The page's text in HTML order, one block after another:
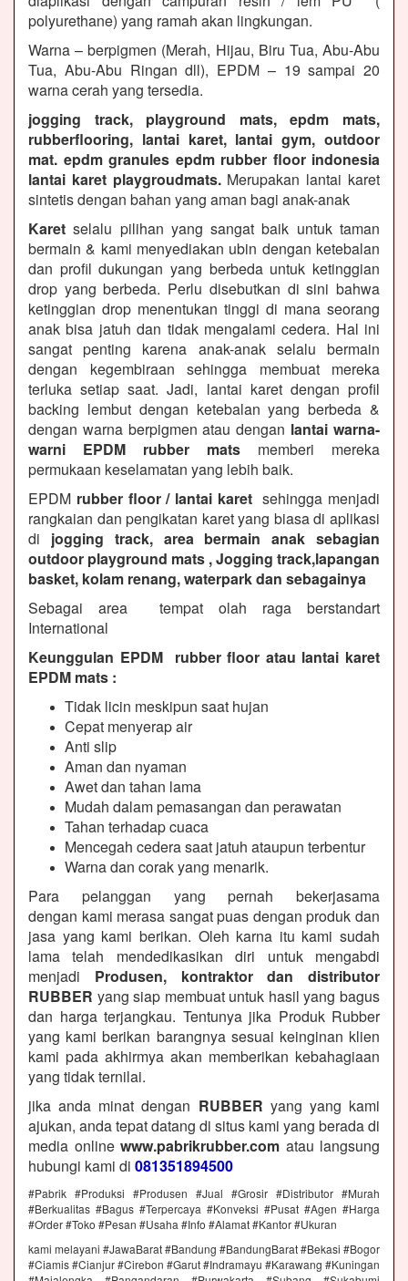
polyurethane) yang ramah akan lingkungan.
Warna – berpigmen (Merah, Hijau, Biru Tua, Abu-Abu
Tua, Abu-Abu Ringan dll), EPDM – 19 sampai 20
warna cerah yang tersedia.
jogging track, playground mats, epdm mats,
rubberflooring, lantai karet, lantai gym, outdoor
mat. epdm granules epdm rubber floor indonesia
lantai karet playgroudmats.Merupakan lantai karet
sintetis dengan bahan yang aman bagi anak-anak
Karet selalu pilihan yang sangat baik untuk taman
bermain & kami menyediakan ubin dengan ketebalan
dan profil dukungan yang berbeda untuk ketinggian
drop yang berbeda. Perlu disebutkan di sini bahwa
ketinggian drop menentukan tinggi di mana seorang
anak bisa jatuh dan tidak mengalami cedera. Hal ini
sangat penting karena anak-anak selalu bermain
dengan kegembiraan sehingga membuat mereka
terluka setiap saat. Jadi, lantai karet dengan profil
backing lembut dengan ketebalan yang berbeda &
dengan warna berpigmen atau dengan lantai warna-
warni EPDM rubber mats memberi mereka
permukaan keselamatan yang lebih baik.
EPDM rubber floor / lantai karetsehingga menjadi
rangkaian dan pengikatan karet yang biasa di aplikasi
di jogging track, area bermain anak sebagian
outdoor playground mats , Jogging track,lapangan
basket, kolam renang, waterpark dan sebagainya
Sebagai area tempat olah raga berstandart
International
Keunggulan EPDM rubber floor atau lantai karet
EPDM mats :
Tidak licin meskipun saat hujan
Cepat menyerap air
Anti slip
Aman dan nyaman
Awet dan tahan lama
Mudah dalam pemasangan dan perawatan
Tahan terhadap cuaca
Mencegah cedera saat jatuh ataupun terbentur
Warna dan corak yang menarik.
Para pelanggan yang pernah bekerjasama
dengan kami merasa sangat puas dengan produk dan
jasa yang kami berikan. Oleh karna itu kami sudah
lama telah mendedikasikan diri untuk mengabdi
menjadi Produsen, kontraktor dan distributor
RUBBER yang siap membuat untuk hasil yang bagus
dan harga terjangkau. Tentunya jika Produk Rubber
yang kami berikan barangnya sesuai keinginan klien
kami pada akhirmya akan memberikan kebahagiaan
yang tidak ternilai.
jika anda minat dengan RUBBER yang yang kami
ajukan, anda tepat datang di situs kami yang berada di
media online www.pabrikrubber.com atau langsung
hubungi kami di 081351894500
#Pabrik #Produksi #Produsen #Jual #Grosir #Distributor #Murah
#Berkualitas #Bagus #Terpercaya #Konveksi #Pusat #Agen #Harga
#Order #Toko #Pesan #Usaha #Info #Alamat #Kantor #Ukuran
kami melayani #JawaBarat #Bandung #BandungBarat #Bekasi #Bogor
#Ciamis #Cianjur #Cirebon #Garut #Indramayu #Karawang #Kuningan